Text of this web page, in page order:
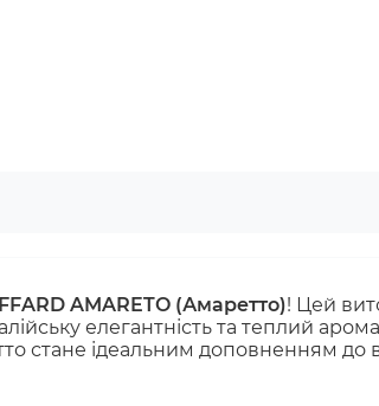
AMARETO (Амаретто)! Цей
елегантність та теплий
стане ідеальним доповненням